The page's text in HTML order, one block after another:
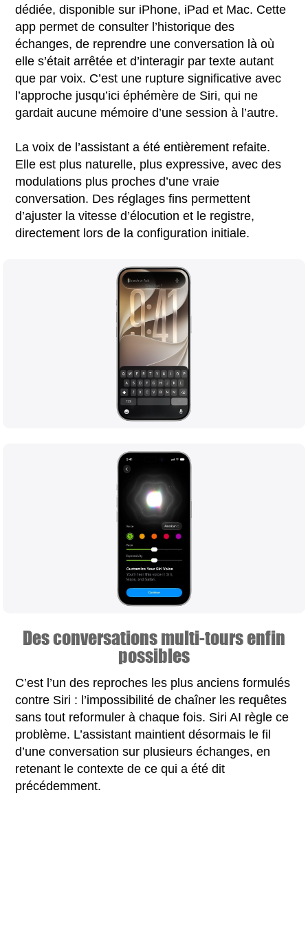
dédiée, disponible sur iPhone, iPad et Mac. Cette
app permet de consulter l’historique des
échanges, de reprendre une conversation là où
elle s’était arrêtée et d’interagir par texte autant
que par voix. C’est une rupture significative avec
l’approche jusqu’ici éphémère de Siri, qui ne
gardait aucune mémoire d’une session à l’autre.
La voix de l’assistant a été entièrement refaite.
Elle est plus naturelle, plus expressive, avec des
modulations plus proches d’une vraie
conversation. Des réglages fins permettent
d’ajuster la vitesse d’élocution et le registre,
directement lors de la configuration initiale.
Des conversations multi-tours enfin
possibles
C’est l’un des reproches les plus anciens formulés
contre Siri : l’impossibilité de chaîner les requêtes
sans tout reformuler à chaque fois. Siri AI règle ce
problème. L’assistant maintient désormais le fil
d’une conversation sur plusieurs échanges, en
retenant le contexte de ce qui a été dit
précédemment.